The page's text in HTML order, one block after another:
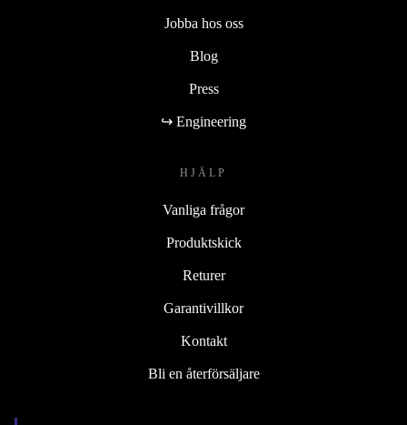
Jobba hos oss
Blog
Press
↪ Engineering
HJÄLP
Vanliga frågor
Produktskick
Returer
Garantivillkor
Kontakt
Bli en återförsäljare